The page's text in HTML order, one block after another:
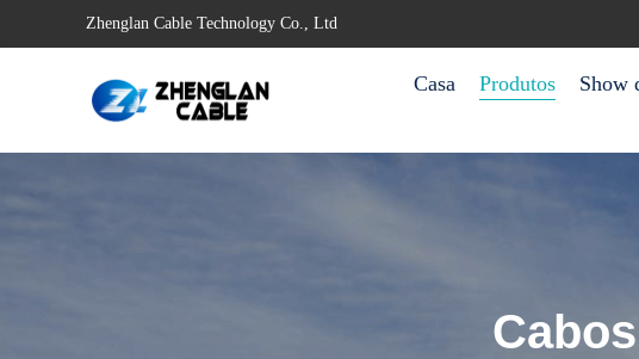
Zhenglan Cable Technology Co., Ltd
Casa Produtos Show